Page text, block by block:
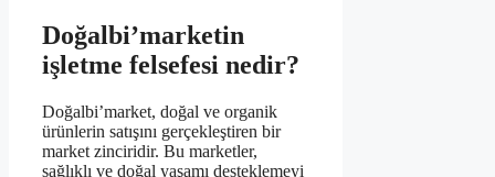
Doğalbi’marketin
işletme felsefesi nedir?
Doğalbi’market, doğal ve organik
ürünlerin satışını gerçekleştiren bir
market zinciridir. Bu marketler,
sağlıklı ve doğal yaşamı desteklemeyi